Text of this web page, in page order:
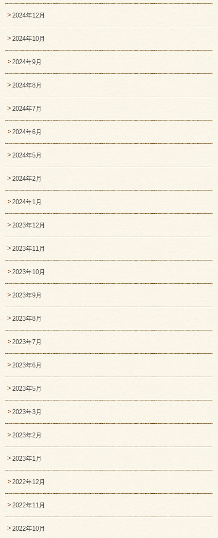
2024年12月
2024年10月
2024年9月
2024年8月
2024年7月
2024年6月
2024年5月
2024年2月
2024年1月
2023年12月
2023年11月
2023年10月
2023年9月
2023年8月
2023年7月
2023年6月
2023年5月
2023年3月
2023年2月
2023年1月
2022年12月
2022年11月
2022年10月